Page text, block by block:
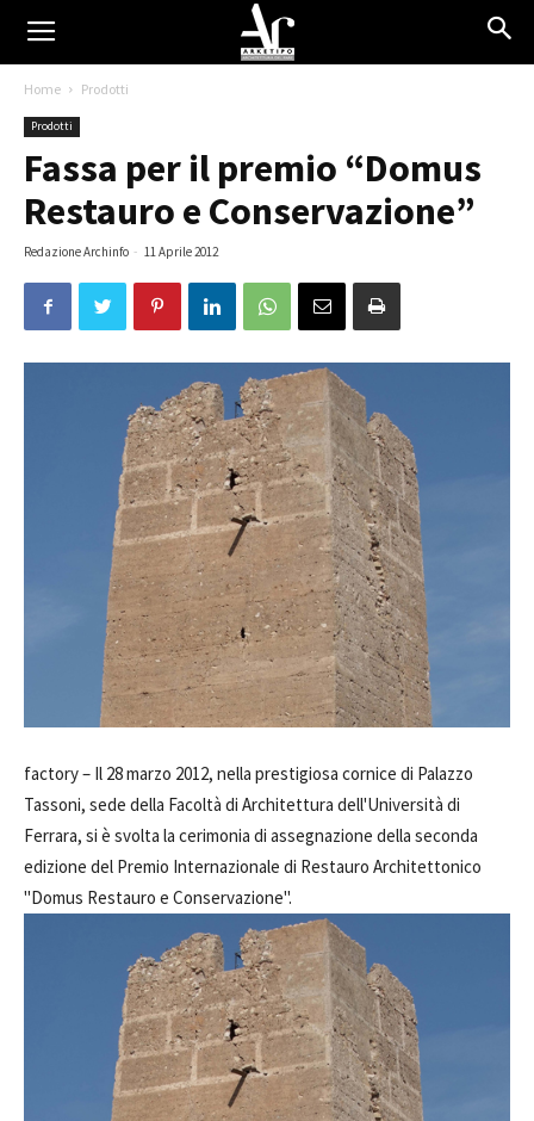
Home Prodotti
Prodotti
Fassa per il premio “Domus
Restauro e Conservazione”
Redazione Archinfo - 11 Aprile 2012
factory – Il 28 marzo 2012, nella prestigiosa cornice di Palazzo
Tassoni, sede della Facoltà di Architettura dell'Università di
Ferrara, si è svolta la cerimonia di assegnazione della seconda
edizione del Premio Internazionale di Restauro Architettonico
"Domus Restauro e Conservazione".